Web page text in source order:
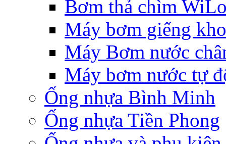
Bơm thả chìm
Máy bơm giếng
Máy Bơm nước
Máy bơm nước tự
Ống nhựa Bình Minh
Ống nhựa Tiền Phong